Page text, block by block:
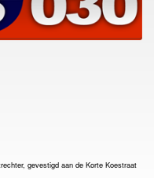
gevestigd aan de Korte Koestraat